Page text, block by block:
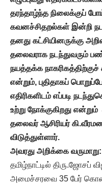
தரந்தாழ்ந்த நிலைக்குப்
கவனச்சிதறல்கள் இன்றி
தனது கட்சியினருக்கு
தலைவராக நடந்துவரும்
நயத்தக்க நாகரிகத்திற்குச்
என்றும், புதிதாகப்
எதிரிகளிடம் எப்படி
உற்று நோக்குகிறது என்றும்
தலைவர் ஆசிரியர் கி.
விடுத்துள்ளார்.
அவரது அறிக்கை வருமாறு:
தமிழ்நாட்டில்
அமைச்சரவை 35 பேர்